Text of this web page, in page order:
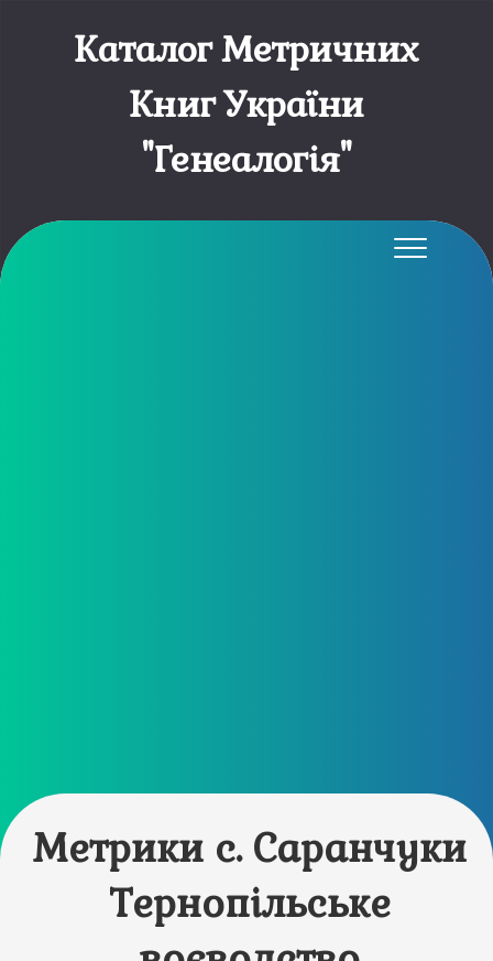
Каталог Метричних
Книг України
"Генеалогія"
Метрики с. Саранчуки
Тернопільське